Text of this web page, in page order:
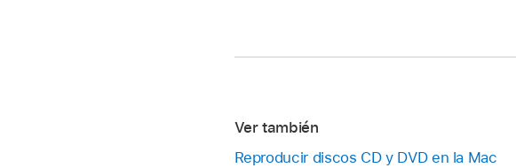
Ver también
Reproducir discos CD y DVD en la Mac